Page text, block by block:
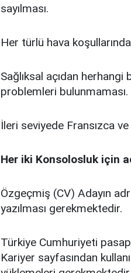
sayılması.
Her türlü hava
Sağlıksal açıdan
problemleri bulunmaması.
İleri seviyede Fransızca
Her iki Konsolosluk için
Özgeçmiş (CV) Adayın
yazılması gerekmektedir.
Türkiye Cumhuriyeti
Kariyer sayfasından